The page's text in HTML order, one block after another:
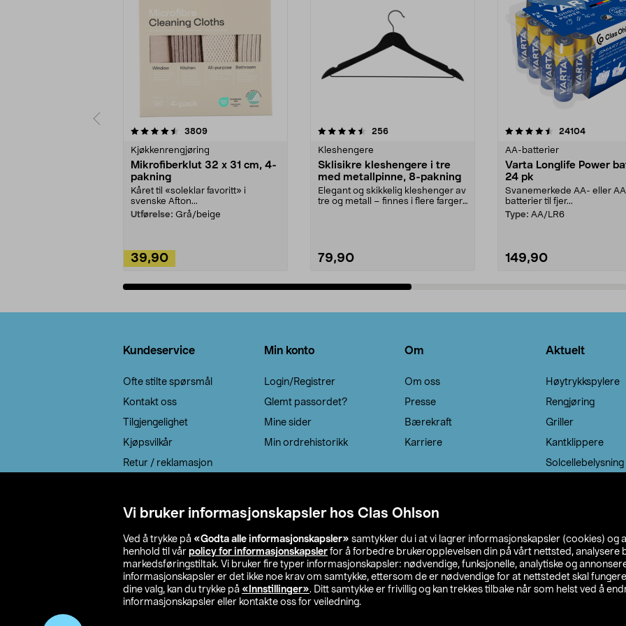
Vi bruker informasjonskapsler hos Clas Ohlson
Ved å trykke på «Godta alle informasjonskapsler» samtykker du i at vi lagrer informasjonskapsler (cookies) og
henhold til vår policy for informasjonskapsler for å forbedre brukeropplevelsen din på vårt nettsted, analysere
markedsføringstiltak. Vi bruker fire typer informasjonskapsler: nødvendige, funksjonelle, analytiske og
informasjonskapsler er det ikke noe krav om samtykke, ettersom de er nødvendige for at nettstedet skal
dine valg, kan du trykke på «Innstillinger». Ditt samtykke er frivillig og kan trekkes tilbake når som helst ved å
informasjonskapsler eller kontakte oss for veiledning.
3809anmeldelser
Kjøkkenrengjøring
Mikrofiberklut 32 x 31 cm, 4-
pakning
Kåret til «soleklar favoritt» i
svenske Afton...
Utførelse: Grå/beige
39,90
4.5av 5 stjerner 256anmeldelser
Kleshengere
Sklisikre kleshengere i tre
med metallpinne, 8-pakning
Elegant og skikkelig kleshenger av
tre og metall – finnes i flere farger.
79,90
4.5av 5 stjerner 24104
AA-batterier
Varta Longlife Power
24 pk
Svanemerkede AA- eller
batterier til fjer...
Type: AA/LR6
149,90
4.5av 5 stjerner
Kundeservice
Ofte stilte spørsmål
Kontakt oss
Tilgjengelighet
Kjøpsvilkår
Retur / reklamasjon
Min konto
Login/Registrer
Glemt passordet?
Mine sider
Min ordrehistorikk
Om
Om oss
Presse
Bærekraft
Karriere
Aktuelt
Høytrykkspylere
Rengjøring
Griller
Kantklippere
Solcellebelysning